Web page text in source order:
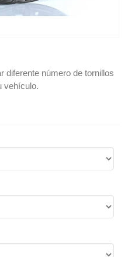
diferente número de tornillos
vehículo.